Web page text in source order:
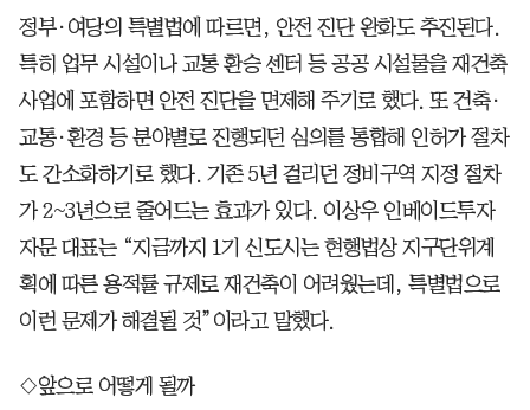
정부·여당의 특별법에 따르면, 안전 진단 완화도 추진된다.
특히 업무 시설이나 교통 환승 센터 등 공공 시설물을 재건축
사업에 포함하면 안전 진단을 면제해 주기로 했다. 또 건축·
교통·환경 등 분야별로 진행되던 심의를 통합해 인허가 절차
도 간소화하기로 했다. 기존 5년 걸리던 정비구역 지정 절차
가 2~3년으로 줄어드는 효과가 있다. 이상우 인베이드투자
자문 대표는 “지금까지 1기 신도시는 현행법상 지구단위계
획에 따른 용적률 규제로 재건축이 어려웠는데, 특별법으로
이런 문제가 해결될 것”이라고 말했다.
◇앞으로 어떻게 될까